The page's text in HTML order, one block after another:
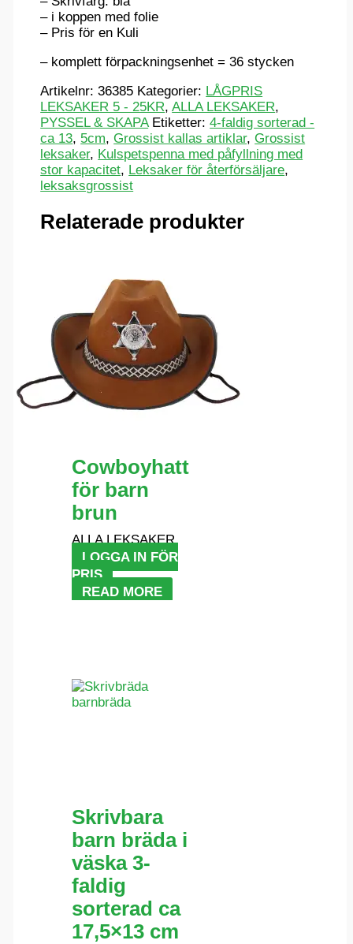
– i koppen med folie
– Pris för en Kuli
– komplett förpackningsenhet = 36 stycken
Artikelnr:36385 Kategorier: LÅGPRIS
LEKSAKER 5 - 25KR,ALLA LEKSAKER,
PYSSEL & SKAPA Etiketter:4-faldig sorterad -
ca 13, 5cm, Grossist kallas artiklar, Grossist
leksaker, Kulspetspenna med påfyllning med
stor kapacitet, Leksaker för återförsäljare,
leksaksgrossist
Relaterade produkter
Cowboyhatt
för barn
brun
ALLA LEKSAKER
LOGGA IN FÖR
PRIS
READ MORE
Skrivbara
barn bräda i
väska 3-
faldig
sorterad ca
17,5×13 cm